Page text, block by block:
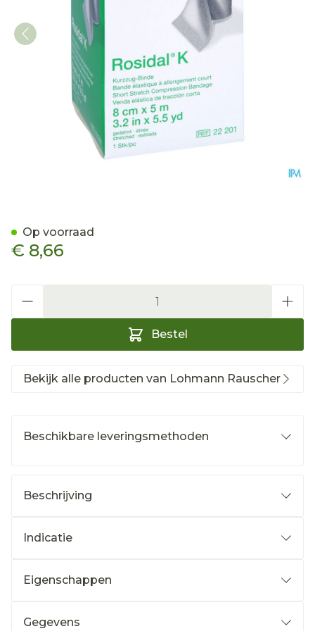
€ 8,66
Bestel
Op voorraad
Bekijk alle producten van Lohmann Rauscher
Beschikbare leveringsmethoden
Beschrijving
Indicatie
Eigenschappen
Gegevens